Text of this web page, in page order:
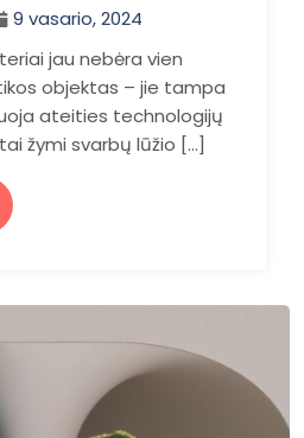
9 vasario, 2024
jau nebėra vien
objektas – jie tampa
ateities technologijų
žymi svarbų lūžio […]